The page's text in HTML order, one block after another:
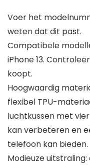
Voer het
weten dat dit past.
Compatibele
iPhone 13.
koopt.
Hoogwaardig
flexibel TPU-
luchtkussen met
kan verbeteren en
telefoon kan bieden.
Modieuze